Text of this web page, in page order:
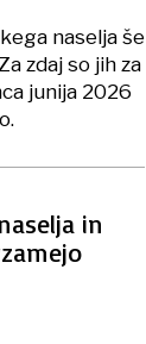
naselja še
zdaj so jih za
junija 2026
in